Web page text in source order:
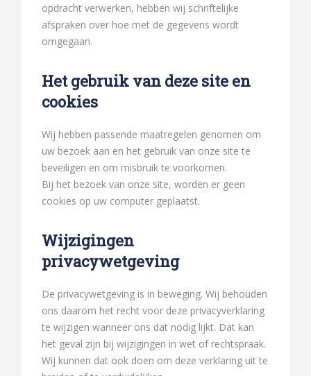
opdracht verwerken, hebben wij schriftelijke
afspraken over hoe met de gegevens wordt
omgegaan.
Het gebruik van deze site en
cookies
Wij hebben passende maatregelen genomen om
uw bezoek aan en het gebruik van onze site te
beveiligen en om misbruik te voorkomen.
Bij het bezoek van onze site, worden er geen
cookies op uw computer geplaatst.
Wijzigingen
privacywetgeving
De privacywetgeving is in beweging. Wij behouden
ons daarom het recht voor deze privacyverklaring
te wijzigen wanneer ons dat nodig lijkt. Dat kan
het geval zijn bij wijzigingen in wet of rechtspraak.
Wij kunnen dat ook doen om deze verklaring uit te